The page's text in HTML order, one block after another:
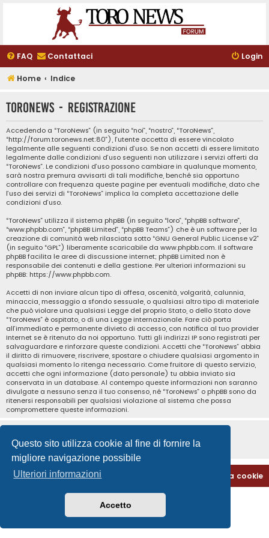
Questo sito utilizza cookie al fine di fornire la
migliore navigazione possibile
Ulteriori informazioni
Accetto
FAQ Contattaci Login
Home Indice
ToroNews - Registrazione
Accedendo a “ToroNews” (in seguito “noi”, “nostro”, “ToroNews”,
“http://forum.toronews.net:80”), l’utente accetta di essere vincolato
legalmente alle seguenti condizioni d’uso. Se non accetti di essere limitato
legalmente dalle condizioni d’uso seguenti non utilizzare i servizi offerti da
“ToroNews”. Le condizioni d’uso possono cambiare in qualunque momento,
sarà nostra premura avvisarti di tali modifiche, benché sia opportuno
controllare con frequenza queste pagine per eventuali modifiche, dato che
l’uso dei servizi di “ToroNews” implica la completa accettazione delle
condizioni d’uso.
“ToroNews” utilizza il sistema phpBB (in seguito “loro”, “phpBB software”,
“www.phpbb.com”, “phpBB Limited”, “phpBB Teams”) che è un software per la
creazione di comunità web rilasciata sotto “GNU General Public License v2”
(in seguito “GPL”) liberamente scaricabile da www.phpbb.com. Il software
phpBB facilita le aree di discussione internet; phpBB Limited non è
responsabile dei contenuti e della gestione. Per ulteriori informazioni su
phpBB: https://www.phpbb.com.
Accetti di non inviare alcun tipo di offesa, oscenità, volgarità, calunnia,
minaccia, messaggio a sfondo sessuale, o qualsiasi altro tipo di materiale
che può violare una qualsiasi Legge del proprio Stato, o dello Stato dove
“ToroNews” è ospitato, o di una Legge internazionale. Fare ciò porta
all’immediato e permanente divieto di accesso, con notifica al tuo provider
Internet se è ritenuto da noi opportuno. Tutti gli indirizzi IP sono registrati per
salvaguardare e rinforzare queste condizioni. Accetti che “ToroNews” abbia
il diritto di rimuovere, riscrivere, spostare o chiudere qualsiasi argomento in
qualsiasi momento lo ritenga necessario. Come fruitore di questo servizio,
accetti che ogni informazione (dato personale) tu abbia inviato sia
conservata in un database. Al contempo queste informazioni non saranno
divulgate a nessuno senza il tuo consenso, né “ToroNews” o phpBB sono da
ritenersi responsabili per qualsiasi violazione al sistema che possa
compromettere queste informazioni.
Home Indice Cancella cookie